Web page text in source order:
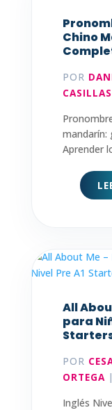
Chino
POR
CASILLAS
mandarín:
Aprender
All
para
POR
ORTEGA|
Inglés